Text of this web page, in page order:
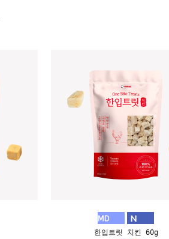
한입트릿 치킨 60g